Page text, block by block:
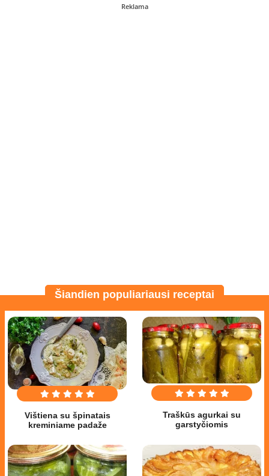
Reklama
Šiandien populiariausi receptai
Vištiena su špinatais
kreminiame padaže
Traškūs agurkai su
garstyčiomis